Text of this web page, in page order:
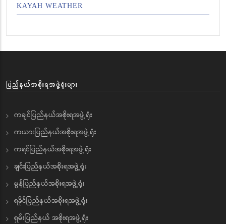
KAYAH WEATHER
ပြည်နယ်အစိုးရအဖွဲ့ရုံးများ
ကချင်ပြည်နယ်အစိုးရအဖွဲ့ရုံး
ကယားပြည်နယ်အစိုးရအဖွဲ့ရုံး
ကရင်ပြည်နယ်အစိုးရအဖွဲ့ရုံး
ချင်းပြည်နယ်အစိုးရအဖွဲ့ရုံး
မွန်ပြည်နယ်အစိုးရအဖွဲ့ရုံး
ရခိုင်ပြည်နယ်အစိုးရအဖွဲ့ရုံး
ရှမ်းပြည်နယ် အစိုးရအဖွဲ့ရုံး